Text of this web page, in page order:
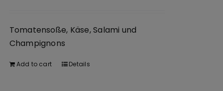
Tomatensoße, Käse, Salami und
Champignons
Add to cart Details